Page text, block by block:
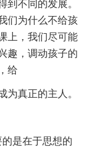
到不同的发展。
们为什么不给孩
上，我们尽可能
趣，调动孩子的
给
为真正的主人。
是在于思想的